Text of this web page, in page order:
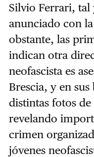
Silvio Ferrari, tal
anunciado con
obstante, las
indican otra
neofascista es
Brescia, y en
distintas fotos de
revelando
crimen
jóvenes